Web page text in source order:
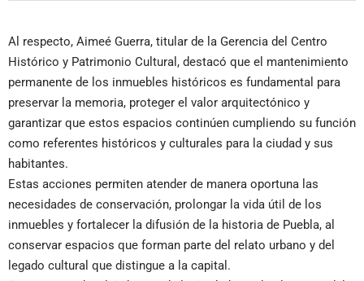
Al respecto, Aimeé Guerra, titular de la Gerencia del Centro
Histórico y Patrimonio Cultural, destacó que el mantenimiento
permanente de los inmuebles históricos es fundamental para
preservar la memoria, proteger el valor arquitectónico y
garantizar que estos espacios continúen cumpliendo su función
como referentes históricos y culturales para la ciudad y sus
habitantes.
Estas acciones permiten atender de manera oportuna las
necesidades de conservación, prolongar la vida útil de los
inmuebles y fortalecer la difusión de la historia de Puebla, al
conservar espacios que forman parte del relato urbano y del
legado cultural que distingue a la capital.